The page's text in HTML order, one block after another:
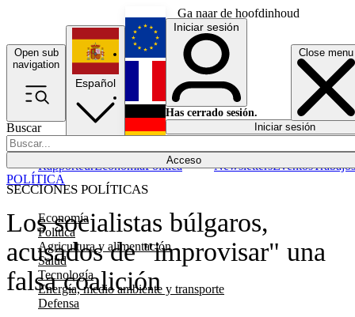
Ga naar de hoofdinhoud
Open sub
navigation
Close menu
Buscar
Acceso
SECCIONES POLÍTICAS
Economía
Política
Agricultura y alimentación
Salud
Tecnología
Energía, medio ambiente y transporte
Defensa
RapporteurEconomíaPolítica NewslettersEventosTrabajos
Español
English
Français
Iniciar sesión
Has cerrado sesión.
Iniciar sesión
Los socialistas búlgaros,
acusados de "improvisar" una
falsa coalición
POLÍTICA